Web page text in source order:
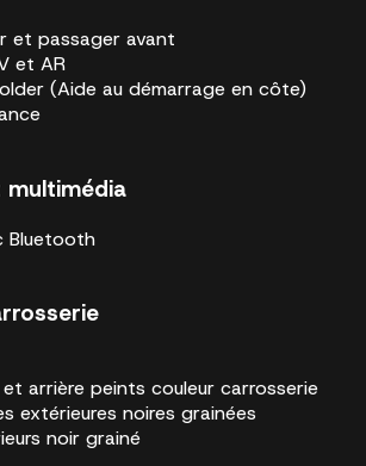
et passager avant
et AR
(Aide au démarrage en côte)
multimédia
Bluetooth
arrière peints couleur carrosserie
extérieures noires grainées
noir grainé